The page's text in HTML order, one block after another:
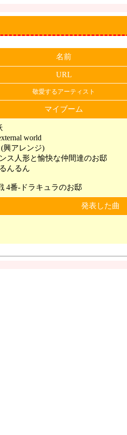
名前
URL
敬愛するアーティスト
マイブーム
world
興アレンジ)
ス人形と愉快な仲間達のお邸
んるん
4番-ドラキュラのお邸
発表した曲